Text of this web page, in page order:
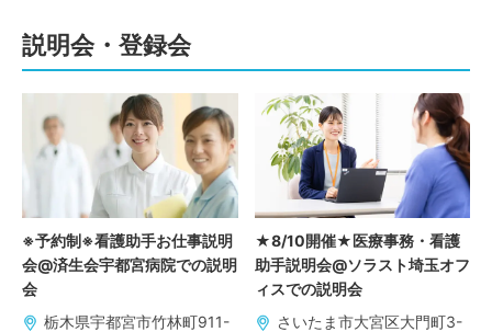
説明会・登録会
※予約制※看護助手お仕事説明
会@済生会宇都宮病院での説明
会
栃木県宇都宮市竹林町911-
★8/10開催★医療事務・看護
助手説明会@ソラスト埼玉オフ
ィスでの説明会
さいたま市大宮区大門町3-